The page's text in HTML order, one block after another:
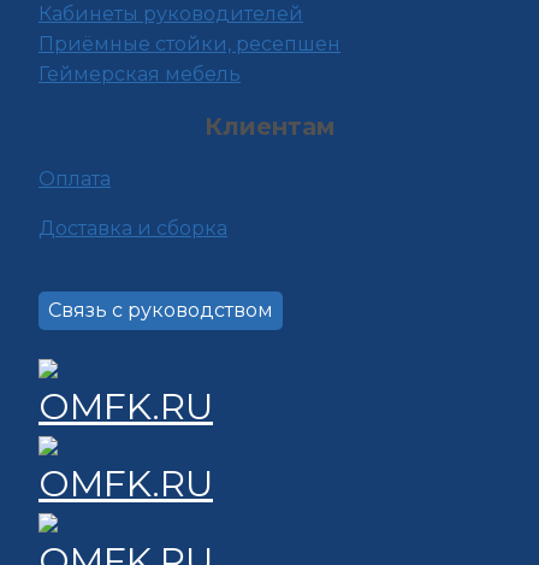
Кабинеты руководителей
Приёмные стойки, ресепшен
Геймерская мебель
Клиентам
Оплата
Доставка и сборка
Связь с руководством